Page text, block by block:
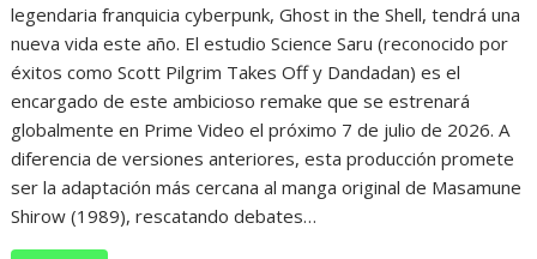
legendaria franquicia cyberpunk, Ghost in the Shell, tendrá una
nueva vida este año. El estudio Science Saru (reconocido por
éxitos como Scott Pilgrim Takes Off y Dandadan) es el
encargado de este ambicioso remake que se estrenará
globalmente en Prime Video el próximo 7 de julio de 2026. A
diferencia de versiones anteriores, esta producción promete
ser la adaptación más cercana al manga original de Masamune
Shirow (1989), rescatando debates…